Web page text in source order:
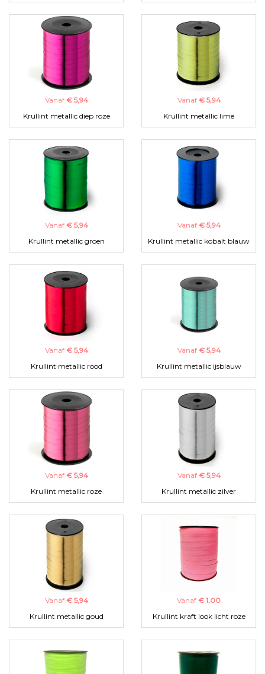
Vanaf € 5,94
Krullint metallic diep roze
Vanaf € 5,94
Krullint metallic lime
Vanaf € 5,94
Krullint metallic groen
Vanaf € 5,94
Krullint metallic kobalt blauw
Vanaf € 5,94
Krullint metallic rood
Vanaf € 5,94
Krullint metallic ijsblauw
Vanaf € 5,94
Krullint metallic roze
Vanaf € 5,94
Krullint metallic zilver
Vanaf € 5,94
Krullint metallic goud
Vanaf € 1,00
Krullint kraft look licht roze